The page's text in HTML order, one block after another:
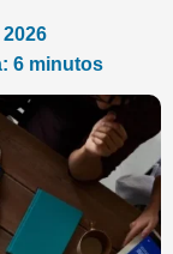
6 minutos